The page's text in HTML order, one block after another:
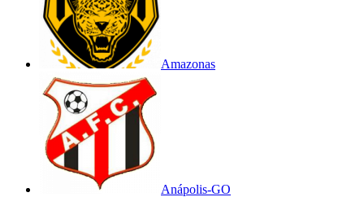
Amazonas
Anápolis-GO